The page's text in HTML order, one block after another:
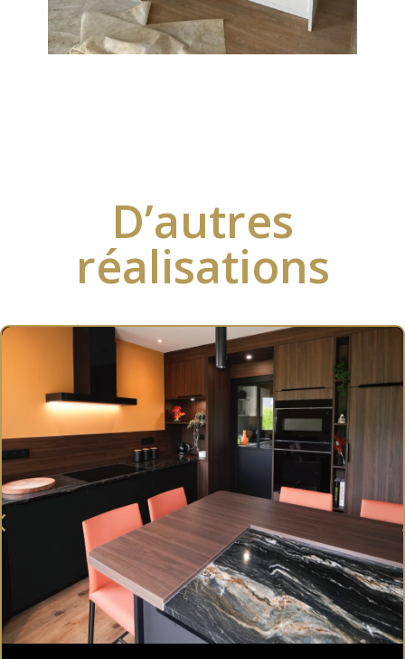
D’autres
réalisations